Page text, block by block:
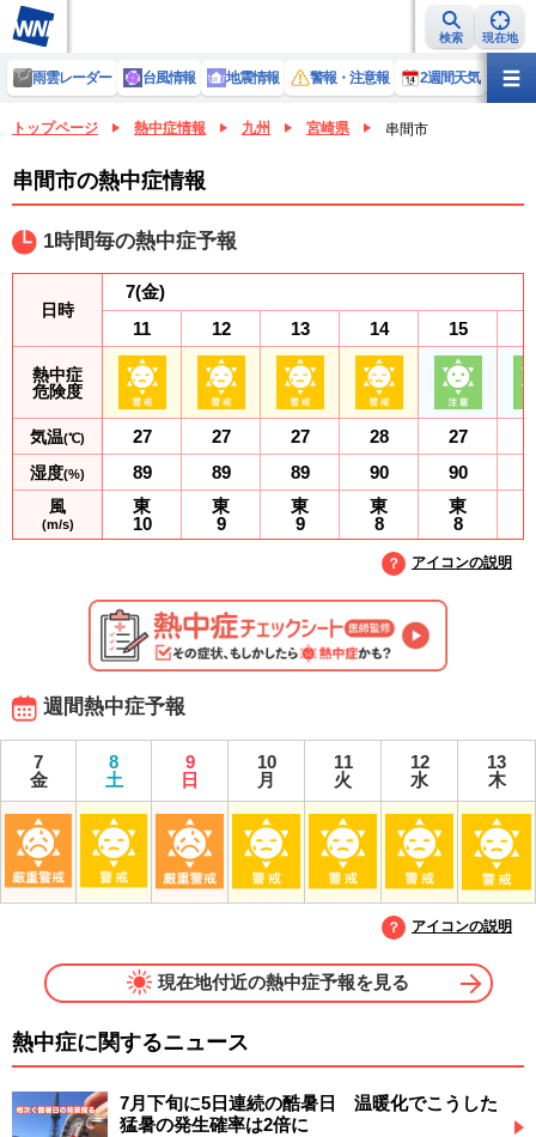
検索 現在地
雨雲レーダー 台風情報 地震情報 警報・注意報 2週間天気 ラ
トップページ 熱中症情報 九州 宮崎県 串間市
串間市の熱中症情報
1時間毎の熱中症予報
日時
熱中症
危険度
気温(℃)
湿度(%)
風
(m/s)
7(金)
11
27
89
東
10
12
27
89
東
9
13
27
89
東
9
14
28
90
東
8
15
27
90
東
8
アイコンの説明
週間熱中症予報
7
金
8
土
9
日
10
月
11
火
12
水
13
木
アイコンの説明
現在地付近の熱中症予報を見る
熱中症に関するニュース
7月下旬に5日連続の酷暑日 温暖化でこうした
猛暑の発生確率は2倍に